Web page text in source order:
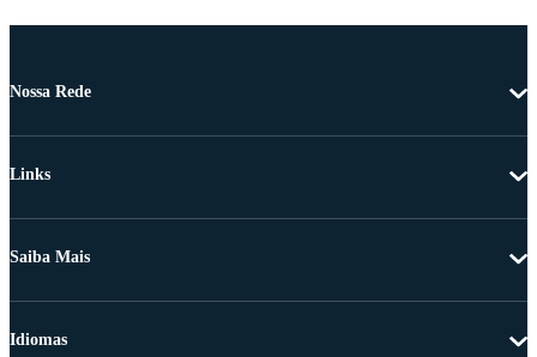
Nossa Rede
Links
Saiba Mais
Idiomas